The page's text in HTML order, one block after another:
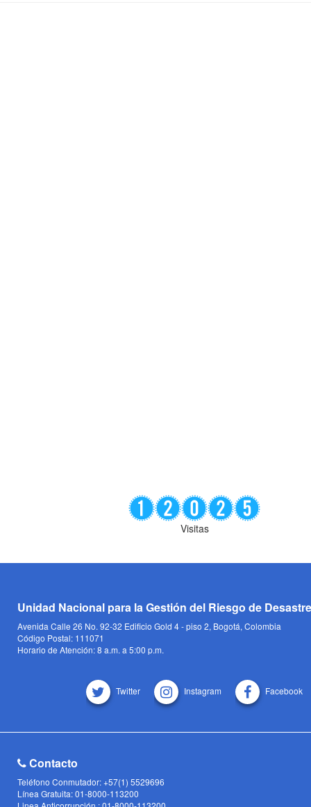
Visitas
Unidad Nacional para la Gestión del Riesgo de
Avenida Calle 26 No. 92-32 Edificio Gold 4 - piso 2, Bogotá, Colombia
Código Postal: 111071
Horario de Atención: 8 a.m. a 5:00 p.m.
Twitter Instagram Facebook
Contacto
Teléfono Conmutador: +57(1) 5529696
Línea Gratuita: 01-8000-113200